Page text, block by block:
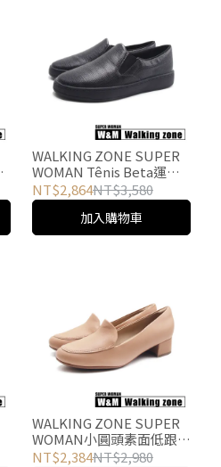
WALKING ZONE SUPER
WOMAN Tênis Beta運動
休閒鞋 女鞋-亮黑
NT$2,864NT$3,580
加入購物車
WALKING ZONE SUPER
WOMAN小圓頭素面低跟
樂福鞋 女鞋-卡其
NT$2,384NT$2,980